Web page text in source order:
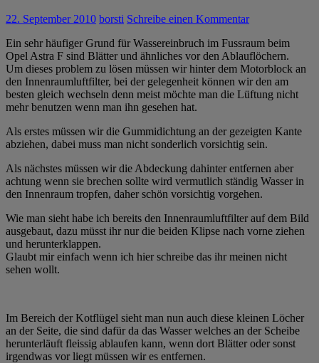
22. September 2010 borsti Schreibe einen Kommentar
Ein sehr häufiger Grund für Wassereinbruch im Fussraum beim
Opel Astra F sind Blätter und ähnliches vor den Ablauflöchern.
Um dieses problem zu lösen müssen wir hinter dem Motorblock an
den Innenraumluftfilter, bei der gelegenheit können wir den am
besten gleich wechseln denn meist möchte man die Lüftung nicht
mehr benutzen wenn man ihn gesehen hat.
Als erstes müssen wir die Gummidichtung an der gezeigten Kante
abziehen, dabei muss man nicht sonderlich vorsichtig sein.
Als nächstes müssen wir die Abdeckung dahinter entfernen aber
achtung wenn sie brechen sollte wird vermutlich ständig Wasser in
den Innenraum tropfen, daher schön vorsichtig vorgehen.
Wie man sieht habe ich bereits den Innenraumluftfilter auf dem Bild
ausgebaut, dazu müsst ihr nur die beiden Klipse nach vorne ziehen
und herunterklappen.
Glaubt mir einfach wenn ich hier schreibe das ihr meinen nicht
sehen wollt.
Im Bereich der Kotflügel sieht man nun auch diese kleinen Löcher
an der Seite, die sind dafür da das Wasser welches an der Scheibe
herunterläuft fleissig ablaufen kann, wenn dort Blätter oder sonst
irgendwas vor liegt müssen wir es entfernen.